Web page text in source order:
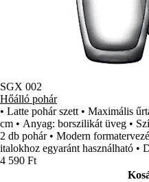
SGX 002
Hőálló pohár
• Latte pohár szett • Maximális
cm • Anyag: borszilikát üveg •
2 db pohár • Modern
italokhoz egyaránt használható •
Mikrohullámú sütőben
4 590 Ft